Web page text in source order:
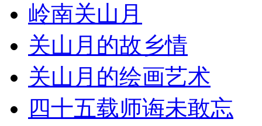
岭南关山月
关山月的故乡情
关山月的绘画艺术
四十五载师诲未敢忘